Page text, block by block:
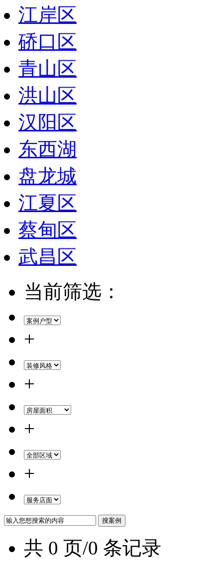
江岸区
硚口区
青山区
洪山区
汉阳区
东西湖
盘龙城
江夏区
蔡甸区
武昌区
当前筛选：
+
+
+
+
共 0 页/0 条记录